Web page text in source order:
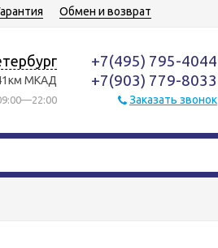
Обмен и возврат
МКАД
+7(495) 795-4044
+7(903) 779-8033
Заказать звонок